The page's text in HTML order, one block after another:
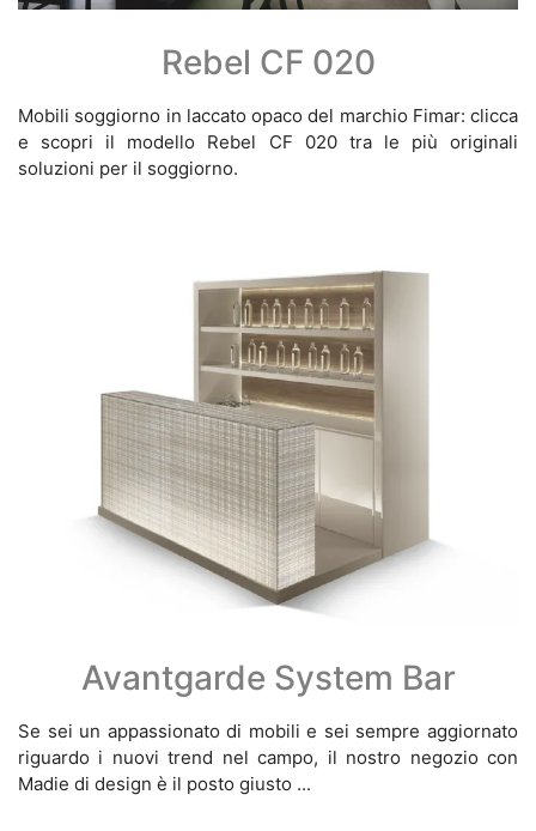
Rebel CF 020
Mobili soggiorno in laccato opaco del marchio Fimar: clicca
e scopri il modello Rebel CF 020 tra le più originali
soluzioni per il soggiorno.
Avantgarde System Bar
Se sei un appassionato di mobili e sei sempre aggiornato
riguardo i nuovi trend nel campo, il nostro negozio con
Madie di design è il posto giusto ...